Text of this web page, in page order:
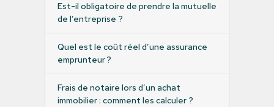
Est-il obligatoire de prendre la mutuelle
de l’entreprise ?
Quel est le coût réel d’une assurance
emprunteur ?
Frais de notaire lors d’un achat
immobilier : comment les calculer ?